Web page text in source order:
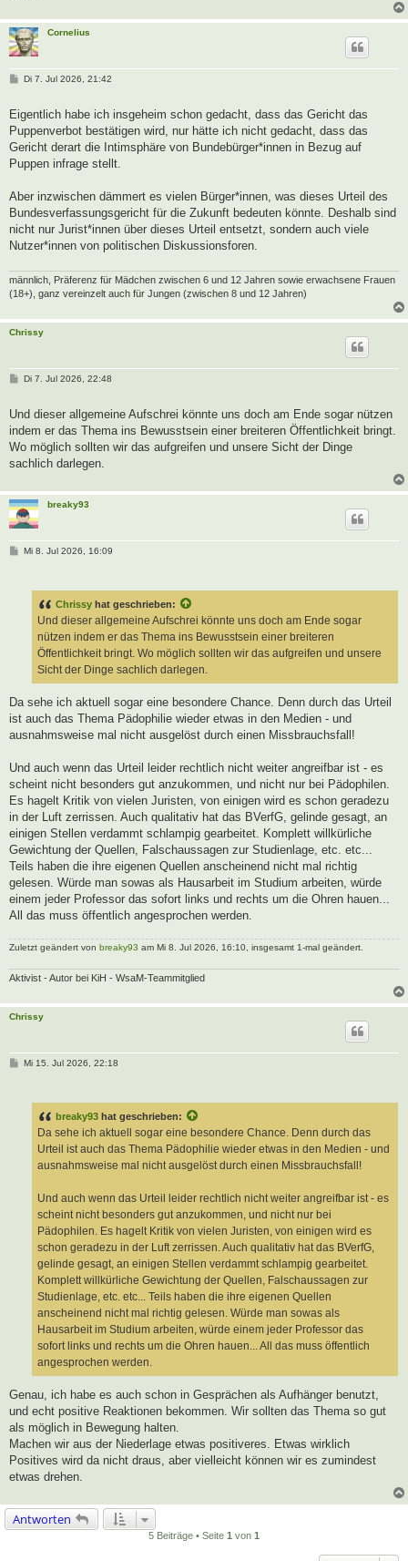
Cornelius
B
t
r
a
g
Di 7. Jul 2026, 21:42
Eigentlich habe ich insgeheim schon gedacht, dass das Gericht das
Puppenverbot bestätigen wird, nur hätte ich nicht gedacht, dass das
Gericht derart die Intimsphäre von Bundebürger*innen in Bezug auf
Puppen infrage stellt.
Aber inzwischen dämmert es vielen Bürger*innen, was dieses Urteil des
Bundesverfassungsgericht für die Zukunft bedeuten könnte. Deshalb sind
nicht nur Jurist*innen über dieses Urteil entsetzt, sondern auch viele
Nutzer*innen von politischen Diskussionsforen.
männlich, Präferenz für Mädchen zwischen 6 und 12 Jahren sowie erwachsene Frauen
(18+), ganz vereinzelt auch für Jungen (zwischen 8 und 12 Jahren)
Chrissy
B
t
r
a
g
Di 7. Jul 2026, 22:48
Und dieser allgemeine Aufschrei könnte uns doch am Ende sogar nützen
indem er das Thema ins Bewusstsein einer breiteren Öffentlichkeit bringt.
Wo möglich sollten wir das aufgreifen und unsere Sicht der Dinge
sachlich darlegen.
breaky93
BMi 8. Jul 2026, 16:09
Chrissy hat geschrieben:
Und dieser allgemeine Aufschrei könnte uns doch am Ende sogar
nützen indem er das Thema ins Bewusstsein einer breiteren
Öffentlichkeit bringt. Wo möglich sollten wir das aufgreifen und unsere
Sicht der Dinge sachlich darlegen.
Da sehe ich aktuell sogar eine besondere Chance. Denn durch das Urteil
ist auch das Thema Pädophilie wieder etwas in den Medien - und
ausnahmsweise mal nicht ausgelöst durch einen Missbrauchsfall!
Und auch wenn das Urteil leider rechtlich nicht weiter angreifbar ist - es
scheint nicht besonders gut anzukommen, und nicht nur bei Pädophilen.
Es hagelt Kritik von vielen Juristen, von einigen wird es schon geradezu
in der Luft zerrissen. Auch qualitativ hat das BVerfG, gelinde gesagt, an
einigen Stellen verdammt schlampig gearbeitet. Komplett willkürliche
Gewichtung der Quellen, Falschaussagen zur Studienlage, etc. etc...
Teils haben die ihre eigenen Quellen anscheinend nicht mal richtig
gelesen. Würde man sowas als Hausarbeit im Studium arbeiten, würde
einem jeder Professor das sofort links und rechts um die Ohren hauen...
All das muss öffentlich angesprochen werden.
Zuletzt geändert von breaky93 am Mi 8. Jul 2026, 16:10, insgesamt 1-mal geändert.
Aktivist - Autor bei KiH - WsaM-Teammitglied
Chrissy
BMi 15. Jul 2026, 22:18
breaky93 hat geschrieben:
Da sehe ich aktuell sogar eine besondere Chance. Denn durch das
Urteil ist auch das Thema Pädophilie wieder etwas in den Medien - und
ausnahmsweise mal nicht ausgelöst durch einen Missbrauchsfall!
Und auch wenn das Urteil leider rechtlich nicht weiter angreifbar ist - es
scheint nicht besonders gut anzukommen, und nicht nur bei
Pädophilen. Es hagelt Kritik von vielen Juristen, von einigen wird es
schon geradezu in der Luft zerrissen. Auch qualitativ hat das BVerfG,
gelinde gesagt, an einigen Stellen verdammt schlampig gearbeitet.
Komplett willkürliche Gewichtung der Quellen, Falschaussagen zur
Studienlage, etc. etc... Teils haben die ihre eigenen Quellen
anscheinend nicht mal richtig gelesen. Würde man sowas als
Hausarbeit im Studium arbeiten, würde einem jeder Professor das
sofort links und rechts um die Ohren hauen... All das muss öffentlich
angesprochen werden.
Genau, ich habe es auch schon in Gesprächen als Aufhänger benutzt,
und echt positive Reaktionen bekommen. Wir sollten das Thema so gut
als möglich in Bewegung halten.
Machen wir aus der Niederlage etwas positiveres. Etwas wirklich
Positives wird da nicht draus, aber vielleicht können wir es zumindest
etwas drehen.
Antworten
5 Beiträge • Seite 1 von 1